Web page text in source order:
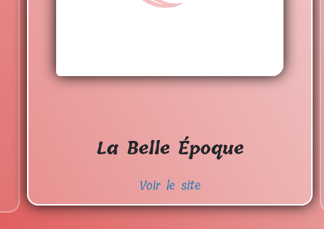
La Belle Époque
Voir le site